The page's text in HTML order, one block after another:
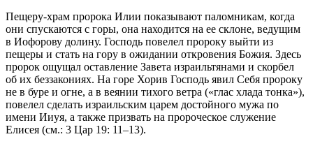
Пещеру-храм пророка Илии показывают паломникам, когда
они спускаются с горы, она находится на ее склоне, ведущим
в Иофорову долину. Господь повелел пророку выйти из
пещеры и стать на гору в ожидании откровения Божия. Здесь
пророк ощущал оставление Завета израильтянами и скорбел
об их беззакониях. На горе Хорив Господь явил Себя пророку
не в буре и огне, а в веянии тихого ветра («глас хлада тонка»),
повелел сделать израильским царем достойного мужа по
имени Ииуя, а также призвать на пророческое служение
Елисея (см.: 3 Цар 19: 11–13).